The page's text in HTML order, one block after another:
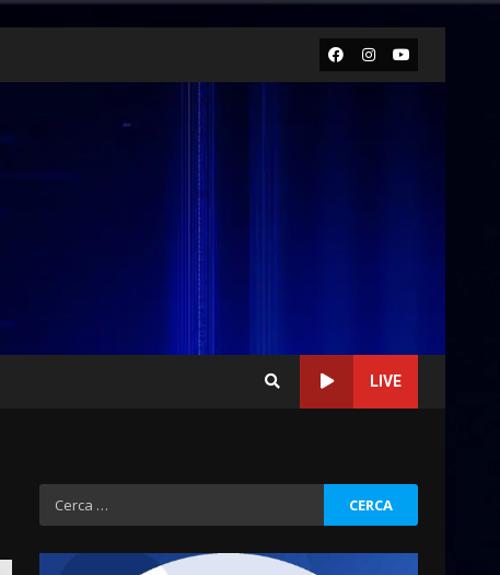
Facebook
Instagram
Youtube
LIVE
Ricerca
per: